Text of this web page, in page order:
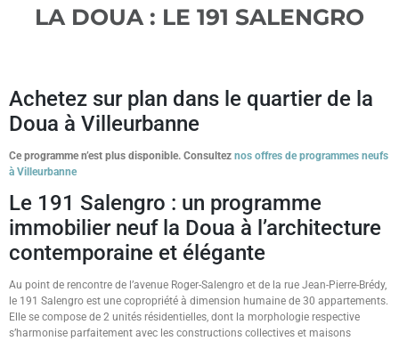
LA DOUA : LE 191 SALENGRO
Achetez sur plan dans le quartier de la
Doua à Villeurbanne
Ce programme n’est plus disponible. Consultez nos offres de programmes neufs
à Villeurbanne
Le 191 Salengro : un programme
immobilier neuf la Doua à l’architecture
contemporaine et élégante
Au point de rencontre de l’avenue Roger-Salengro et de la rue Jean-Pierre-Brédy,
le 191 Salengro est une copropriété à dimension humaine de 30 appartements.
Elle se compose de 2 unités résidentielles, dont la morphologie respective
s’harmonise parfaitement avec les constructions collectives et maisons